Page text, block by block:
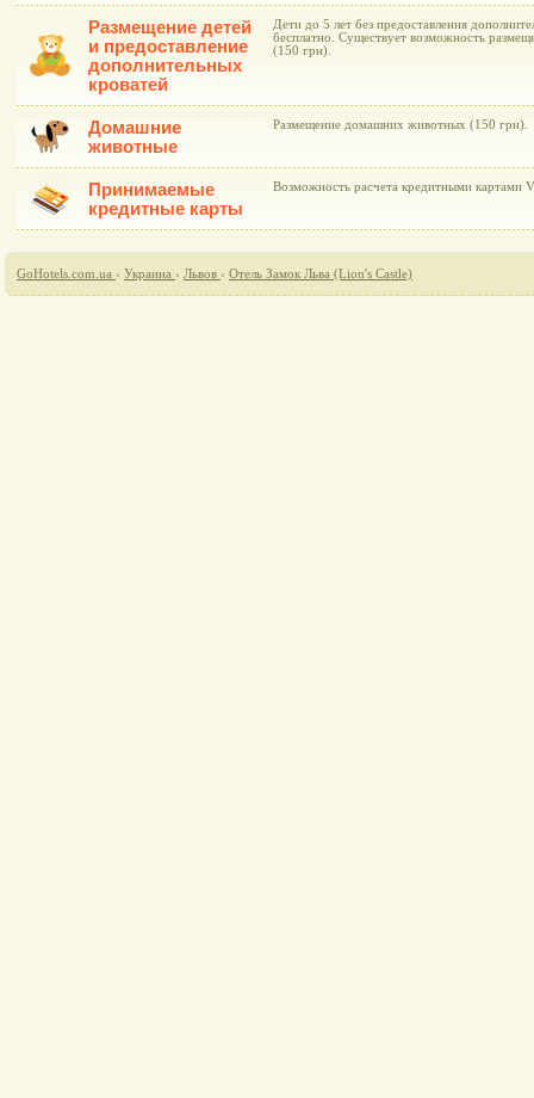
Размещение детей
и предоставление
дополнительных
кроватей
Дети до 5 лет без предоставления
бесплатно. Существует возможность
(150 грн).
Домашние
животные
Размещение домашних животных (150 грн).
Принимаемые
кредитные карты
Возможность расчета кредитными картами
GoHotels.com.ua › Украина › Львов › Отель Замок Льва (Lion's Castle)